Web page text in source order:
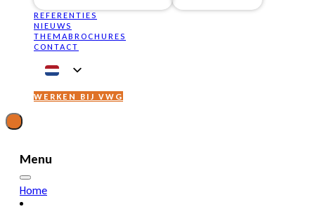
REFERENTIES
NIEUWS
THEMABROCHURES
CONTACT
WERKEN BIJ VWG
Menu
Home